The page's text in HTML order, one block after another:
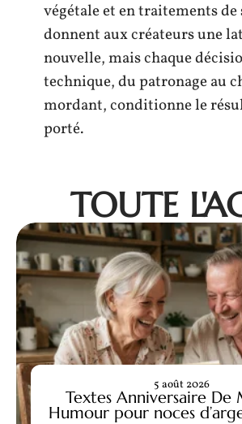
végétale et en traitements de
donnent aux créateurs une
nouvelle, mais chaque
technique, du patronage au
mordant, conditionne le
porté.
TOUTE
Textes Anniversaire De
Humour pour noces
5 août 2026